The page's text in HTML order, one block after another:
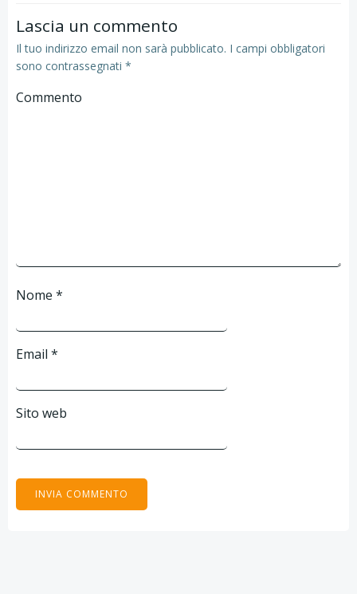
Lascia un commento
Il tuo indirizzo email non sarà pubblicato. I campi obbligatori
sono contrassegnati *
Commento
Nome *
Email *
Sito web